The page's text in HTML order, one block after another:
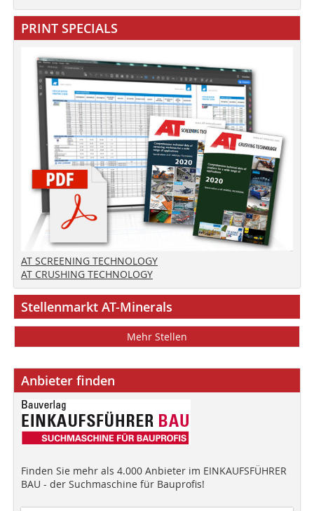
PRINT SPECIALS
AT SCREENING TECHNOLOGY
AT CRUSHING TECHNOLOGY
Stellenmarkt AT-Minerals
Mehr Stellen
Anbieter finden
Finden Sie mehr als 4.000 Anbieter im EINKAUFSFÜHRER
BAU - der Suchmaschine für Bauprofis!